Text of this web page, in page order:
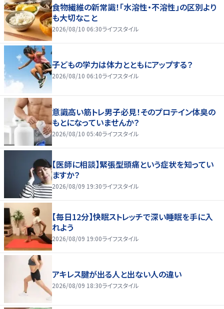
食物繊維の新常識！「水溶性・不溶性」の区別より
も大切なこと
2026/08/10 06:30ライフスタイル
子どもの学力は体力とともにアップする？
2026/08/10 06:10ライフスタイル
意識高い筋トレ男子必見！そのプロテイン体臭の
もとになっていませんか？
2026/08/10 05:40ライフスタイル
【医師に相談】緊張型頭痛という症状を知ってい
ますか？
2026/08/09 19:30ライフスタイル
【毎日12分】快眠ストレッチで深い睡眠を手に入
れよう
2026/08/09 19:00ライフスタイル
アキレス腱が出る人と出ない人の違い
2026/08/09 18:30ライフスタイル